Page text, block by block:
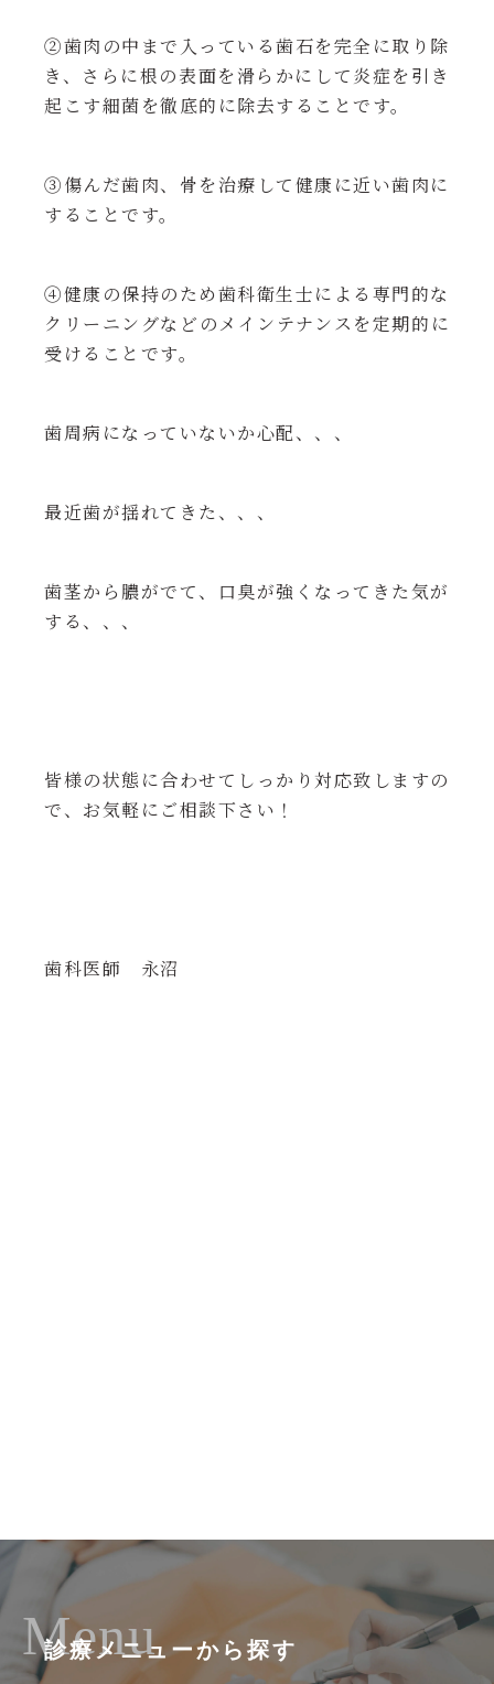
②歯肉の中まで入っている歯石を完全に取り除
き、さらに根の表面を滑らかにして炎症を引き
起こす細菌を徹底的に除去することです。
③傷んだ歯肉、骨を治療して健康に近い歯肉に
することです。
④健康の保持のため歯科衛生士による専門的な
クリーニングなどのメインテナンスを定期的に
受けることです。
歯周病になっていないか心配、、、
最近歯が揺れてきた、、、
歯茎から膿がでて、口臭が強くなってきた気が
する、、、
皆様の状態に合わせてしっかり対応致しますの
で、お気軽にご相談下さい！
歯科医師 永沼
診療メニューから探す
Menu